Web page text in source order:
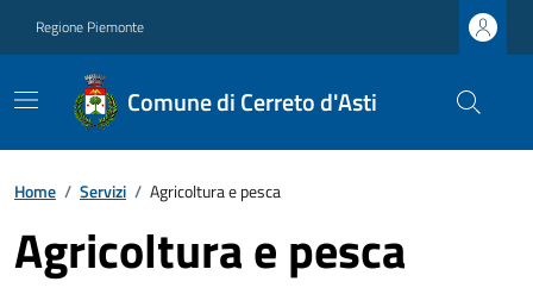
Regione Piemonte
Comune di Cerreto d'Asti
Home / Servizi / Agricoltura e pesca
Agricoltura e pesca